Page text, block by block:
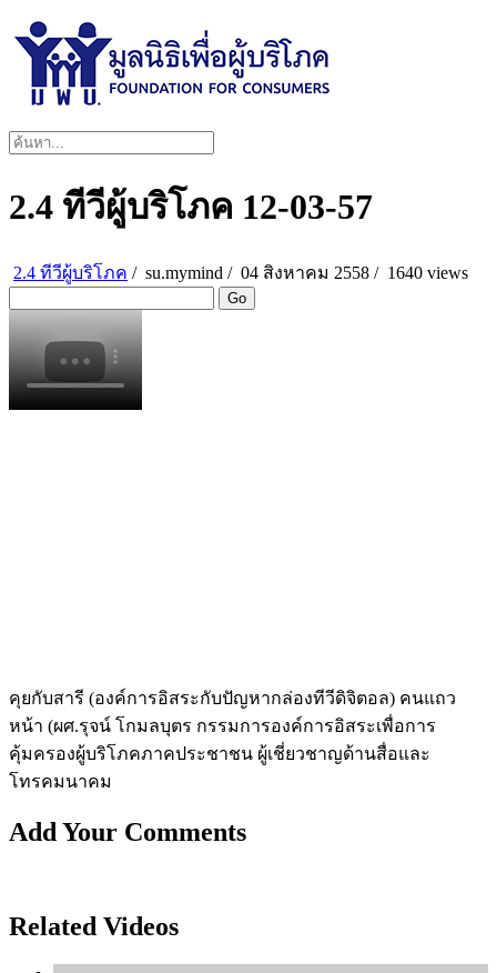
2.4 ทีวีผู้บริโภค 12-03-57
2.4 ทีวีผู้บริโภค / su.mymind / 04 สิงหาคม 2558 / 1640 views
Go
คุยกับสารี (องค์การอิสระกับปัญหากล่องทีวีดิจิตอล) คนแถว
หน้า (ผศ.รุจน์ โกมลบุตร กรรมการองค์การอิสระเพื่อการ
คุ้มครองผู้บร­ิโภคภาคประชาชน ผู้เชี่ยวชาญด้านสื่อและ
โทรคมนาคม
Add Your Comments
Related Videos